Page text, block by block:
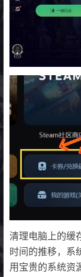
清理电脑上的缓
时间的推移，系
用宝贵的系统资